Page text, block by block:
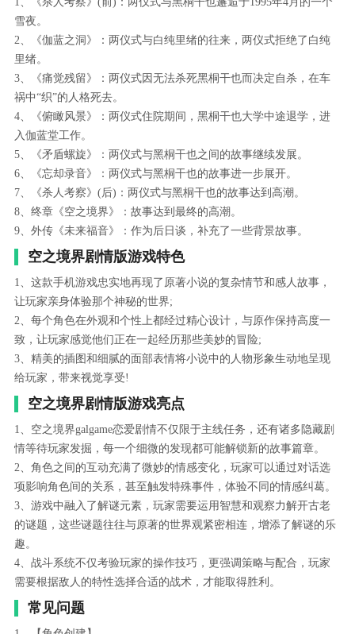
雪夜。
‌2、《‌伽蓝之洞》‌：两仪式与‌白纯里绪的往来，两仪式拒绝了白纯
里绪。‌
3、《痛觉残留》‌：两仪式因无法杀死黑桐干也而决定自杀，在车
祸中“织”的人格死去。
‌4、《‌俯瞰风景》‌：两仪式住院期间，黑桐干也大学中途退学，进
入伽蓝堂工作。
‌5、《矛盾螺旋》‌：两仪式与黑桐干也之间的故事继续发展。‌
6、《忘却录音》‌：两仪式与黑桐干也的故事进一步展开。
‌7、《杀人考察》(后)‌：两仪式与黑桐干也的故事达到高潮。
‌8、终章《空之境界》‌：故事达到最终的高潮。
‌9、外传《未来福音》‌：作为后日谈，补充了一些背景故事。
空之境界剧情版游戏特色
1、这款手机游戏忠实地再现了原著小说的复杂情节和感人故事，
让玩家亲身体验那个神秘的世界;
2、每个角色在外观和个性上都经过精心设计，与原作保持高度一
致，让玩家感觉他们正在一起经历那些美妙的冒险;
3、精美的插图和细腻的面部表情将小说中的人物形象生动地呈现
给玩家，带来视觉享受!
空之境界剧情版游戏亮点
1、空之境界galgame恋爱剧情不仅限于主线任务，还有诸多隐藏剧
情等待玩家发掘，每一个细微的发现都可能解锁新的故事篇章。
2、角色之间的互动充满了微妙的情感变化，玩家可以通过对话选
项影响角色间的关系，甚至触发特殊事件，体验不同的情感纠葛。
3、游戏中融入了解谜元素，玩家需要运用智慧和观察力解开古老
的谜题，这些谜题往往与原著的世界观紧密相连，增添了解谜的乐
趣。
4、战斗系统不仅考验玩家的操作技巧，更强调策略与配合，玩家
需要根据敌人的特性选择合适的战术，才能取得胜利。
常见问题